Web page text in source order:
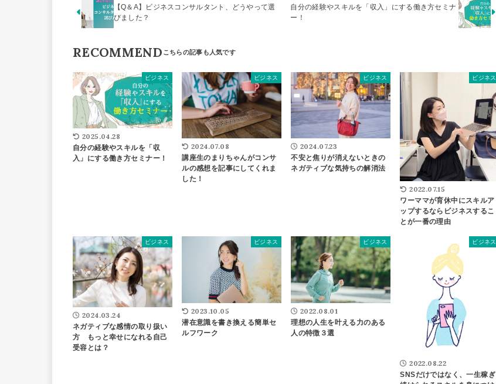
【Q＆A】ビジネスコンサルタント、どうやって選
びました？
自分の経験やスキルを「収入」にする働き方セミナ
ー！
RECOMMEND
ビジネス
2025.04.28
自分の経験やスキルを「収
入」にする働き方セミナー！
ビジネス
2024.07.08
講座生のまりちゃんがコンサ
ルの感想を記事にしてくれま
した！
ビジネス
2024.07.23
不安と焦りが消えないときの
ネガティブな気持ちの解消法
ビジネス
2022.07.15
ワーママが育休中にスキルア
ップするならビジネスするこ
とが一番の理由
ビジネス
2024.03.24
ネガティブな感情の取り扱い
方 もっと幸せになれる自己
受容とは？
ビジネス
2023.10.05
潜在意識を書き換える簡単セ
ルフワーク
ビジネス
2022.08.01
理想の人生を叶える力のある
人の特徴３選
ビジネス
2022.08.22
SNSだけではなく、一生稼ぎ